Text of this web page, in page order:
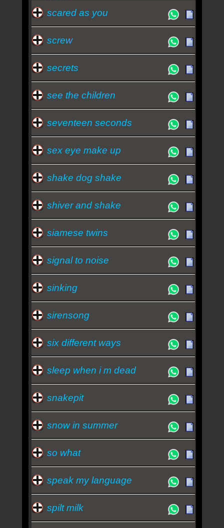
scared as you
screw
secrets
see the children
seventeen seconds
sex eye make up
shake dog shake
shiver and shake
siamese twins
signal to noise
sinking
sirensong
six different ways
sleep when i m dead
snakepit
snow in summer
so what
speak my language
spilt milk